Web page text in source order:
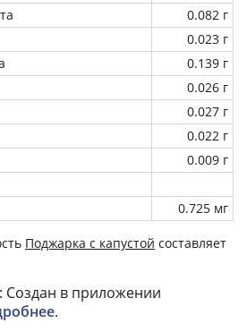
0.082 г
0.023 г
0.139 г
0.026 г
0.027 г
0.022 г
0.009 г
0.725 мг
Поджарка с капустой составляет
Создан в приложении
.